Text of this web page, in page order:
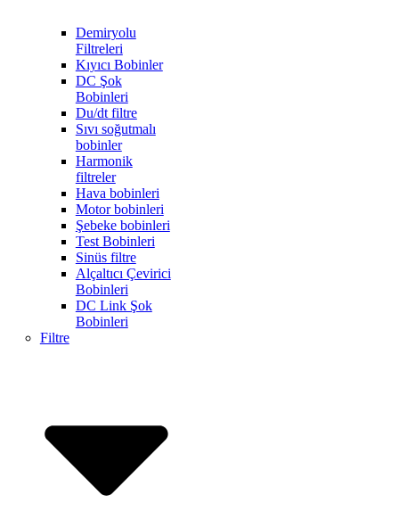
Demiryolu
Filtreleri
Kıyıcı Bobinler
DC Şok
Bobinleri
Du/dt filtre
Sıvı soğutmalı
bobinler
Harmonik
filtreler
Hava bobinleri
Motor bobinleri
Şebeke bobinleri
Test Bobinleri
Sinüs filtre
Alçaltıcı Çevirici
Bobinleri
DC Link Şok
Bobinleri
Filtre